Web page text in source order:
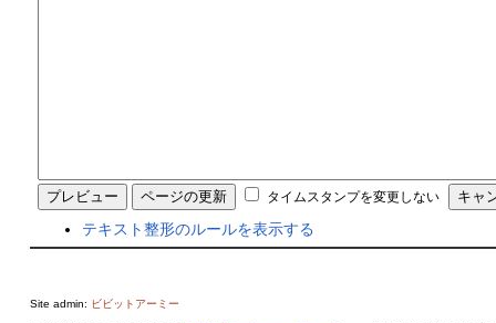
タイムスタンプを変更しない
テキスト整形のルールを表示する
Site admin: ビビットアーミー